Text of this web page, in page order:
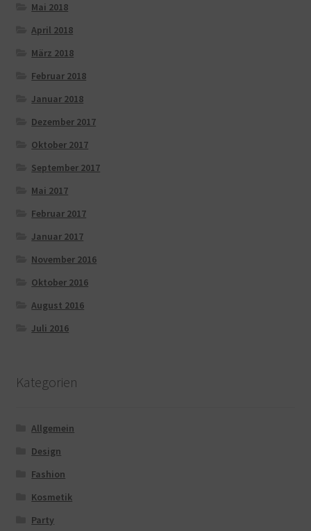
Mai 2018
April 2018
März 2018
Februar 2018
Januar 2018
Dezember 2017
Oktober 2017
September 2017
Mai 2017
Februar 2017
Januar 2017
November 2016
Oktober 2016
August 2016
Juli 2016
Kategorien
Allgemein
Design
Fashion
Kosmetik
Party